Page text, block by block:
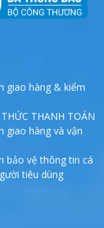
giao hàng & kiểm
THANH TOÁN
giao hàng và vận
bảo vệ thông tin cá
tiêu dùng